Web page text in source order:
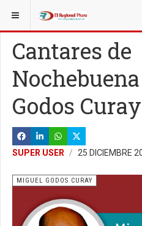
ESTÁ AQUÍ: COLUMNISTAS
Cantares de
Godos Curay
SUPER USER 25 DICIEMBRE
MIGUEL GODOS CURAY